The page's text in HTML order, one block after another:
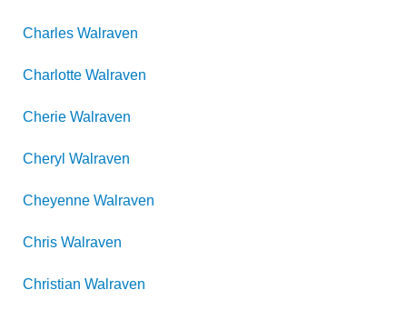
Charles Walraven
Charlotte Walraven
Cherie Walraven
Cheryl Walraven
Cheyenne Walraven
Chris Walraven
Christian Walraven